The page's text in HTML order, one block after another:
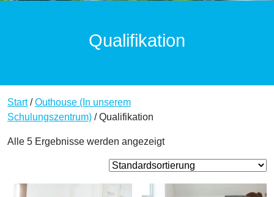
Qualifikation
Start/Outhouse (In unserem
Schulungszentrum) / Qualifikation
Alle 5 Ergebnisse werden angezeigt